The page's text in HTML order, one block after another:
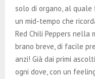
solo di organo, al
un mid-tempo che
Red Chili Peppers
brano breve, di facile
anzi! Già dai primi
ogni dove, con un